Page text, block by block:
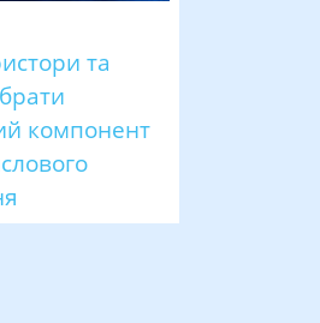
та
компонент